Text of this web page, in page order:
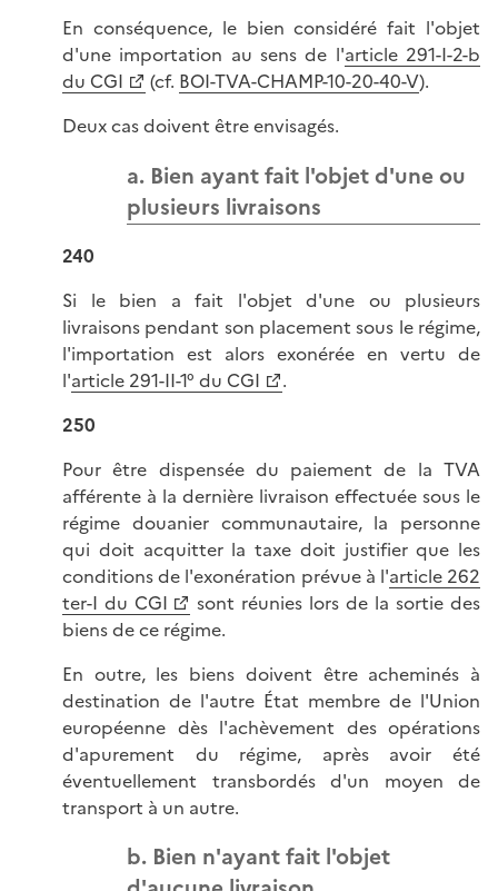
En conséquence, le bien considéré fait l'objet
d'une importation au sens de l'article 291-I-2-b
du CGI
(cf. BOI-TVA-CHAMP-10-20-40-V).
Deux cas doivent être envisagés.
a. Bien ayant fait l'objet d'une ou
plusieurs livraisons
240
Si le bien a fait l'objet d'une ou plusieurs
livraisons pendant son placement sous le régime,
l'importation est alors exonérée en vertu de
l'article 291-II-1° du CGI
.
250
Pour être dispensée du paiement de la TVA
afférente à la dernière livraison effectuée sous le
régime douanier communautaire, la personne
qui doit acquitter la taxe doit justifier que les
conditions de l'exonération prévue à l'article 262
ter-I du CGI
sont réunies lors de la sortie des
biens de ce régime.
En outre, les biens doivent être acheminés à
destination de l'autre État membre de l'Union
européenne dès l'achèvement des opérations
d'apurement du régime, après avoir été
éventuellement transbordés d'un moyen de
transport à un autre.
b. Bien n'ayant fait l'objet